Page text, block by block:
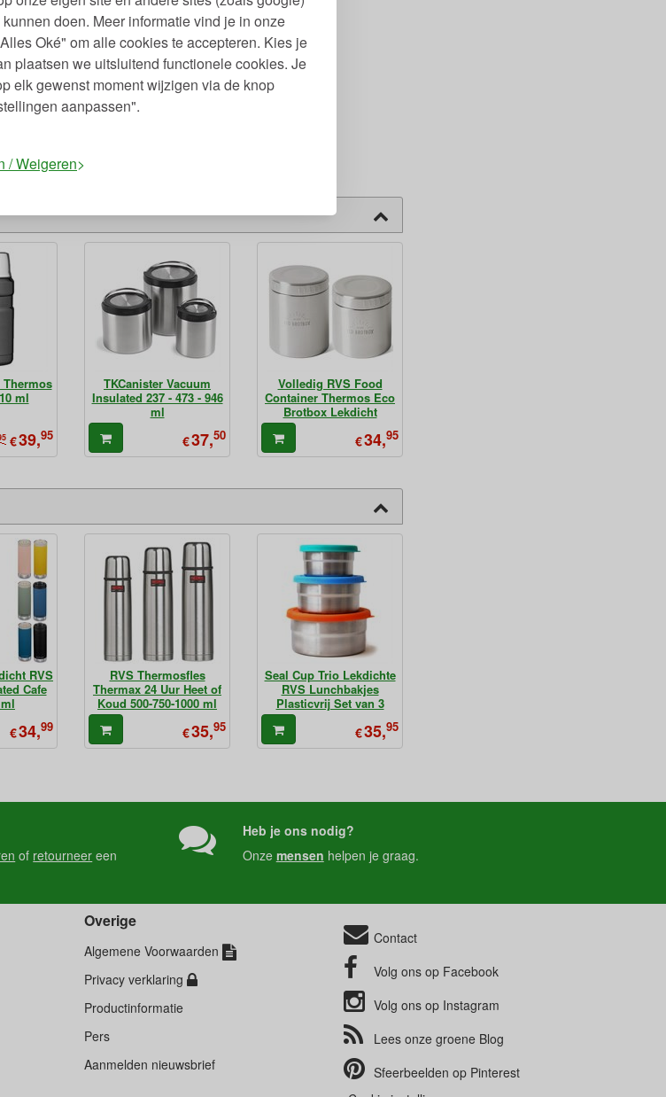
doen. Meer informatie vind je in onze
Oké" om alle cookies te accepteren. Kies je
plaatsen we uitsluitend functionele cookies. Je
elk gewenst moment wijzigen via de knop
aanpassen".
/ Weigeren
ml
€39,95
TKCanister Vacuum
Insulated 237 - 473 - 946
ml
€37,50
Volledig RVS Food
Container Thermos Eco
Brotbox Lekdicht
€34,95
RVS
Cafe
€34,99
RVS Thermosfles
Thermax 24 Uur Heet of
Koud 500-750-1000 ml
€35,95
Seal Cup Trio Lekdichte
RVS Lunchbakjes
Plasticvrij Set van 3
€35,95
of retourneer een
Heb je ons nodig?
Onze mensen helpen je graag.
Overige
Algemene Voorwaarden
Privacy verklaring
Productinformatie
Pers
Aanmelden nieuwsbrief
Contact
Volg ons op Facebook
Volg ons op Instagram
Lees onze groene Blog
Sfeerbeelden op Pinterest